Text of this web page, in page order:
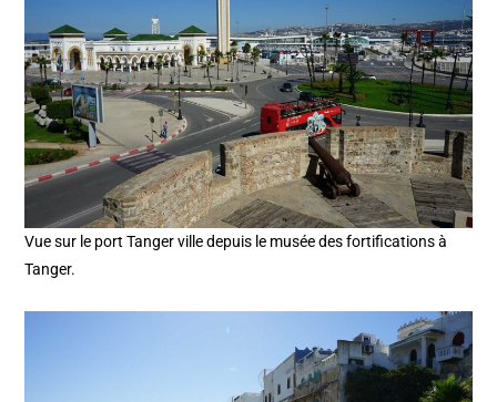
Vue sur le port Tanger ville depuis le musée des fortifications à
Tanger.